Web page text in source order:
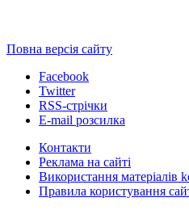
Повна версія сайту
Facebook
Twitter
RSS-стрічки
E-mail розсилка
Контакти
Реклама на сайті
Використання матеріалів
Правила користування